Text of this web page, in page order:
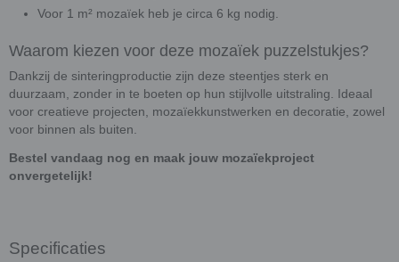
Voor 1 m² mozaïek heb je circa 6 kg nodig.
Waarom kiezen voor deze mozaïek puzzelstukjes?
Dankzij de sinteringproductie zijn deze steentjes sterk en
duurzaam, zonder in te boeten op hun stijlvolle uitstraling. Ideaal
voor creatieve projecten, mozaïekkunstwerken en decoratie, zowel
voor binnen als buiten.
Bestel vandaag nog en maak jouw mozaïekproject
onvergetelijk!
Specificaties